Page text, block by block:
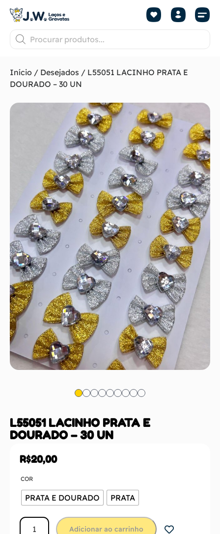
Início / Desejados / L55051 LACINHO PRATA E
DOURADO – 30 UN
L55051 LACINHO PRATA E
DOURADO – 30 UN
R$20,00
COR
PRATA E DOURADO PRATA
Adicionar ao carrinho